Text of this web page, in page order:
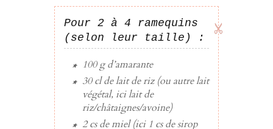
Pour 2 à 4 ramequins
(selon leur taille) :
100 gd’amarante
30 cldelait de riz(ou autre lait
végétal, ici lait de
riz/châtaignes/avoine)
2 csdemiel(ici 1 cs de sirop